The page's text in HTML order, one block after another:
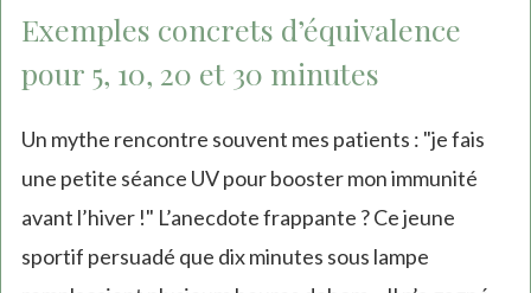
Exemples concrets d’équivalence
pour 5, 10, 20 et 30 minutes
Un mythe rencontre souvent mes patients : "je fais
une petite séance UV pour booster mon immunité
avant l’hiver !" L’anecdote frappante ? Ce jeune
sportif persuadé que dix minutes sous lampe